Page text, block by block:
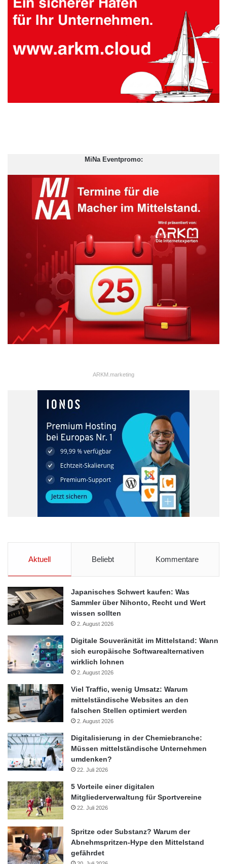
MiNa Eventpromo:
ARKM.marketing
Aktuell Beliebt Kommentare
Japanisches Schwert kaufen: Was
Sammler über Nihonto, Recht und Wert
wissen sollten
2. August 2026
Digitale Souveränität im Mittelstand: Wann
sich europäische Softwarealternativen
wirklich lohnen
2. August 2026
Viel Traffic, wenig Umsatz: Warum
mittelständische Websites an den
falschen Stellen optimiert werden
2. August 2026
Digitalisierung in der Chemiebranche:
Müssen mittelständische Unternehmen
umdenken?
22. Juli 2026
5 Vorteile einer digitalen
Mitgliederverwaltung für Sportvereine
22. Juli 2026
Spritze oder Substanz? Warum der
Abnehmspritzen-Hype den Mittelstand
gefährdet